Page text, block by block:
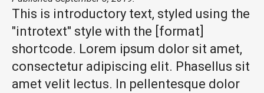
This is introductory text, styled using the
"introtext" style with the [format]
shortcode. Lorem ipsum dolor sit amet,
consectetur adipiscing elit. Phasellus sit
amet velit lectus. In pellentesque dolor